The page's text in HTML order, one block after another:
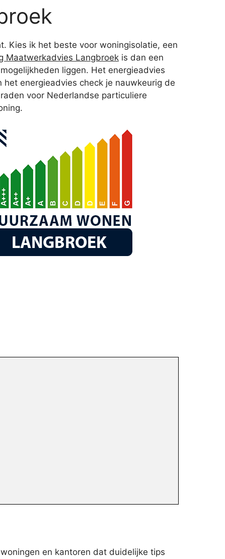
Kies ik het beste voor woningisolatie, een
Maatwerkadvies Langbroek is dan een
liggen. Het energieadvies
energieadvies check je nauwkeurig de
voor Nederlandse particuliere
en kantoren dat duidelijke tips